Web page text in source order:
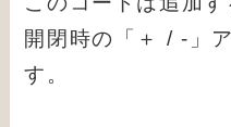
開閉時の「＋ / -」
す。